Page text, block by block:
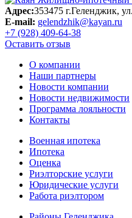
Адрес:353475 г.Геленджик,
E-mail: gelendzhik@kayan.ru
+7 (928) 409-64-38
Оставить отзыв
О компании
Наши партнеры
Новости компании
Новости недвижимости
Программа лояльности
Контакты
Военная ипотека
Ипотека
Оценка
Риэлторские услуги
Юридические услуги
Работа риэлтором